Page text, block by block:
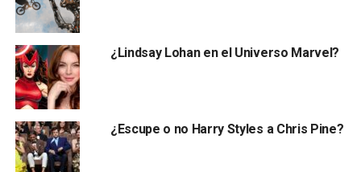
¿Lindsay Lohan en el Universo Marvel?
¿Escupe o no Harry Styles a Chris Pine?